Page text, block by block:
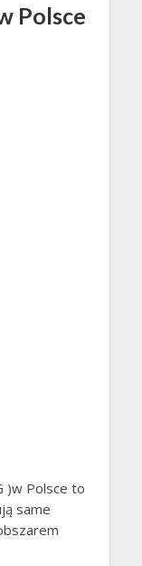
Polsce
)w Polsce to
same